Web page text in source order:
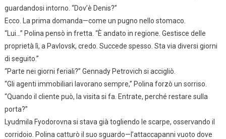
guardandosi intorno. “Dov’è Denis?”
Ecco. La prima domanda—come un pugno nello stomaco.
“Lui…” Polina pensò in fretta. “È andato in regione. Gestisce delle
proprietà lì, a Pavlovsk, credo. Succede spesso. Sta via diversi giorni
di seguito.”
“Parte nei giorni feriali?” Gennady Petrovich si accigliò.
“Gli agenti immobiliari lavorano sempre,” Polina forzò un sorriso.
“Quando il cliente può, la visita si fa. Entrate, perché restare sulla
porta?”
Lyudmila Fyodorovna si stava già togliendo le scarpe, osservando il
corridoio. Polina catturò il suo sguardo—l’attaccapanni vuoto dove